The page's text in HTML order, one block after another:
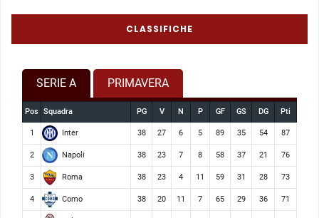
CLASSIFICHE
SERIE A PRIMAVERA
Pos Squadra PG V N P GF GS DG Pti
1 Inter 38 27 6 5 89 35 54 87
2 Napoli 38 23 7 8 58 37 21 76
3 Roma 38 23 4 11 59 31 28 73
4 Como 38 20 11 7 65 29 36 71